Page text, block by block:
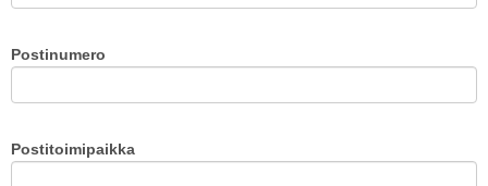
Postinumero
Postitoimipaikka